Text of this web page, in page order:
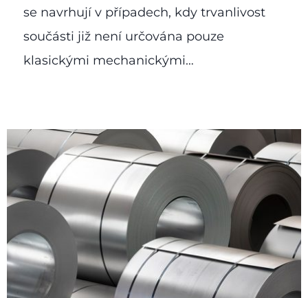
se navrhují v případech, kdy trvanlivost
součásti již není určována pouze
klasickými mechanickými…